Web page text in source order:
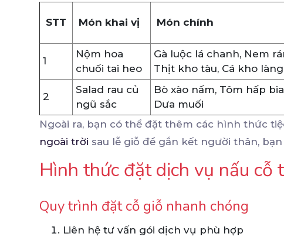
STT Món khai vị Món chính
1
Nộm hoa
chuối tai heo
Gà luộc lá chanh, Nem
Thịt kho tàu, Cá kho
2
Salad rau củ
ngũ sắc
Bò xào nấm, Tôm hấp
Dưa muối
Ngoài ra, bạn có thể đặt thêm các hình thức
ngoài trời sau lễ giỗ để gắn kết người thân, bạn
Hình thức đặt dịch vụ nấu cỗ
Quy trình đặt cỗ giỗ nhanh chóng
Liên hệ tư vấn gói dịch vụ phù hợp